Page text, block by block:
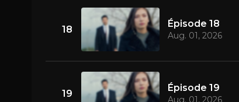
18
Épisode 18
Aug. 01, 2026
19
Épisode 19
Aug. 01, 2026